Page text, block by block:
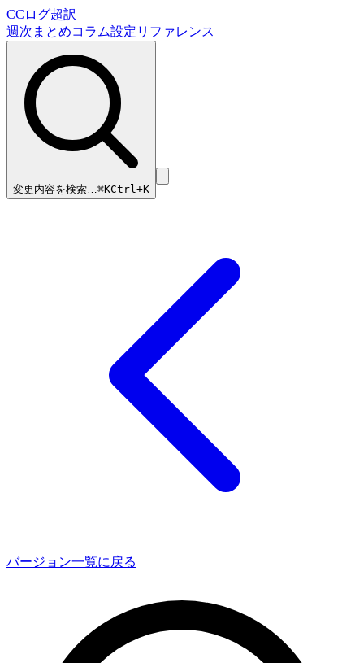
CCログ超訳
週次まとめコラム設定リファレンス
変更内容を検索…⌘KCtrl+K
バージョン一覧に戻る